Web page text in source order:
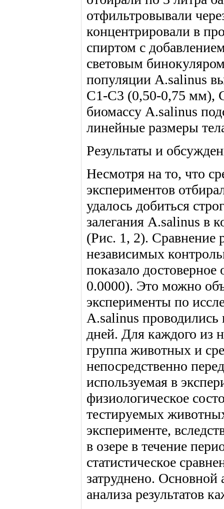
отфильтровывали
концентрировали в
спиртом с
световым
популяции A.salinus
С1-С3 (0,50-0,75 мм),
биомассу A.salinus
линейные размеры
Результаты и
Несмотря на то, что
экспериментов
удалось добиться
залегания A.salinus в
(Рис. 1, 2). Сравнение
независимых
показало
0.0000). Это можно
эксперименты по
A.salinus проводились
дней. Для каждого из
группа животных и
непосредственно
используемая в
физиологическое
тестируемых
эксперименте,
в озере в течение
статистическое
затруднено. Основной
анализа результатов